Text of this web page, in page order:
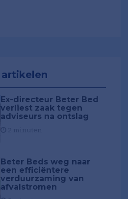
Ex-directeur Beter Bed
verliest zaak tegen
adviseurs na ontslag
Beter Beds weg naar
een efficiëntere
verduurzaming van
afvalstromen